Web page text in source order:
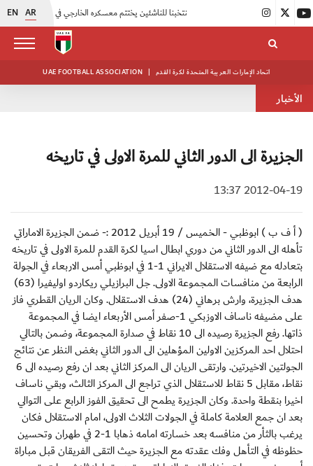
EN AR
اتحاد الكرة يُنظم ورشة عمل للمراقبين المعتمدين |
UAE FOOTBALL ASSOCIATION | اتحاد الإمارات العربية المتحدة لكرة القدم
الأخبار
الجزيرة الى الدور الثاني للمرة الاولى في تاريخه
2012-04-19 13:37
( أ ف ب ) ابوظبي - الخميس / 19 أبريل 2012 :- ضمن الجزيرة الاماراتي
تأهله الى الدور الثاني من دوري ابطال اسيا لكرة القدم للمرة الاولى في تاريخه
بتعادله مع ضيفه الاستقلال الايراني 1-1 في ابوظبي أمس الاربعاء في الجولة
الرابعة من منافسات المجموعة الاولى. جل البرازيلي ريكاردو اوليفيرا (63)
هدف الجزيرة، وارش برهاني (24) هدف الاستقلال. وكان الريان القطري فاز
على مضيفه ناساف الاوزبكي 1-صفر أمس الأربعاء ايضا في المجموعة
ذاتها. رفع الجزيرة رصيده الى 10 نقاط في صدارة المجموعة، وضمن بالتالي
احتلال احد المركزين الاولين المؤهلين الى الدور الثاني بغض النظر عن نتائج
الجولتين الاخيرتين. وارتقى الريان الى المركز الثاني بعد ان رفع رصيده الى 6
نقاط، مقابل 5 نقاط للاستقلال الذي تراجع الى المركز الثالث، وبقي ناساف
اخيرا بنقطة واحدة. وكان الجزيرة يطمح الى تحقيق الفوز الرابع على التوالي
بعد ان جمع العلامة كاملة في الجولات الثلاث الاولى، امام الاستقلال فكان
يرغب بالثأر من منافسه بعد خسارته امامه ذهابا 1-2 في طهران وتحسين
حظوظه في التأهل وفك عقدته مع الجزيرة حيث التقى الفريقان قبل مباراة